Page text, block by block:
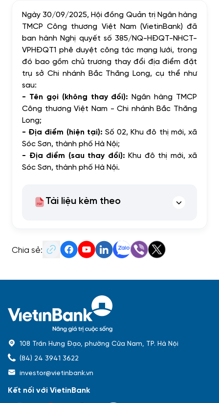
Ngày 30/09/2025, Hội đồng Quản trị Ngân hàng
TMCP Công thương Việt Nam (VietinBank) đã
ban hành Nghị quyết số 385/NQ-HĐQT-NHCT-
VPHĐQT1 phê duyệt công tác mạng lưới, trong
đó bao gồm chủ trương thay đổi địa điểm đặt
trụ sở Chi nhánh Bắc Thăng Long, cụ thể như
sau:
- Tên gọi (không thay đổi):Ngân hàng TMCP
Công thương Việt Nam - Chi nhánhBắc Thăng
Long;
- Địa điểm (hiện tại): Số 02, Khu đô thị mới, xã
Sóc Sơn, thành phố Hà Nội;
- Địa điểm (sau thay đổi): Khu đô thị mới, xã
Sóc Sơn, thành phố Hà Nội.
Tài liệu kèm theo
Chia sẻ:
108 Trần Hưng Đạo, phường Cửa Nam, TP. Hà Nội
(84) 24 3941 3622
investor@vietinbank.vn
Kết nối với VietinBank